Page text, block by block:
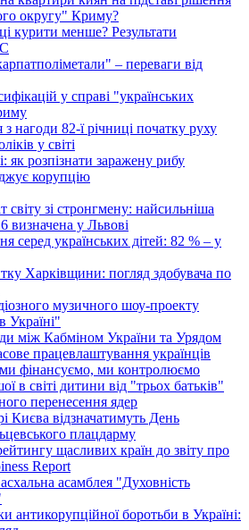
округу" Криму?
курити менше? Результати
– переваги від
у справі "українських
нагоди 82-ї річниці початку руху
у світі
як розпізнати заражену рибу
корупцію
зі стронгмену: найсильніша
визначена у Львові
серед українських дітей: 82 % – у
Харківщини: погляд здобувача по
музичного шоу-проекту
Україні"
між Кабміном України та Урядом
працевлаштування українців
ми фінансуємо, ми контролюємо
в світі дитини від "трьох батьків"
перенесення ядер
Києва відзначатимуть День
плацдарму
щасливих країн до звіту про
Report
асамблея "Духовність
антикорупційної боротьби в Україні: